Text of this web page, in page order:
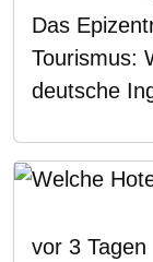
Das
Tourismus:
deutsche
vor 3 Tagen